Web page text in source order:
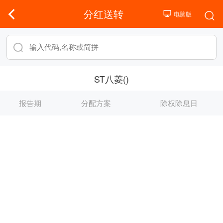
分红送转
ST八菱()
报告期 分配方案 除权除息日